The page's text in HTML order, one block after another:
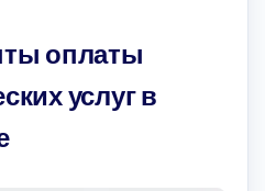
оплаты
услуг в